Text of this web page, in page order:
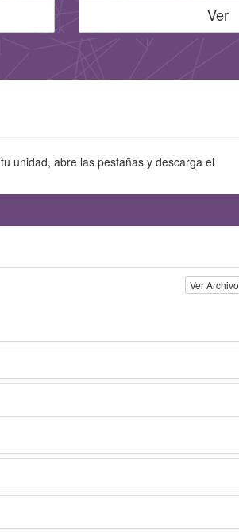
Ver
unidad, abre las pestañas y descarga el
Ver Archivo